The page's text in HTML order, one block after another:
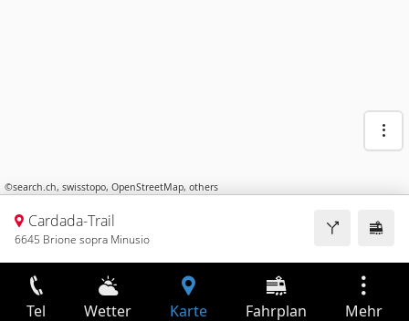
©search.ch, swisstopo, OpenStreetMap, others
Cardada-Trail
6645 Brione sopra Minusio
Tel Wetter Karte Fahrplan Mehr